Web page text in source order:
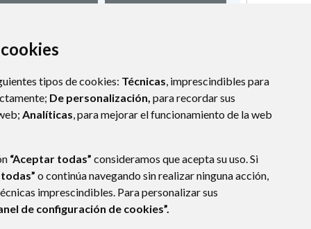
tipos de cookies: Técnicas, imprescindibles para
De personalización, para recordar sus
Analíticas, para mejorar el funcionamiento de la web
“Aceptar todas” consideramos que acepta su uso. Si
o continúa navegando sin realizar ninguna acción,
imprescindibles. Para personalizar sus
de configuración de cookies”.